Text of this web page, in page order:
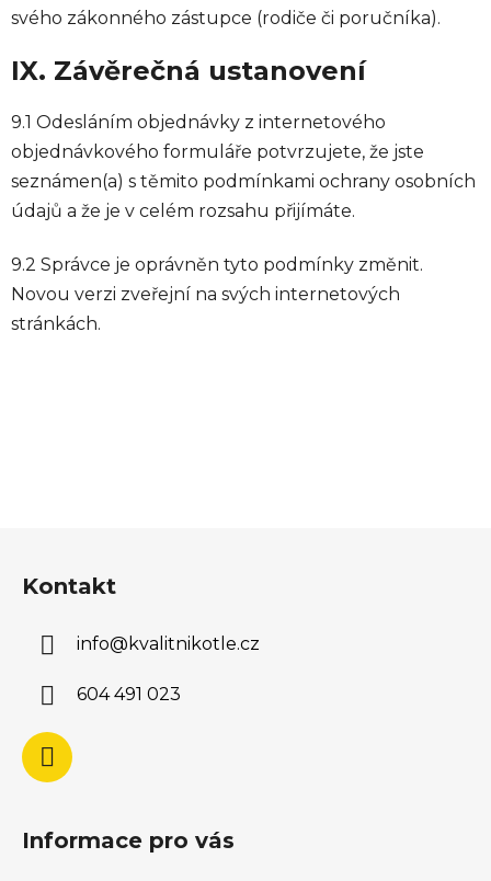
svého zákonného zástupce (rodiče či poručníka).
IX. Závěrečná ustanovení
9.1 Odesláním objednávky z internetového
objednávkového formuláře potvrzujete, že jste
seznámen(a) s těmito podmínkami ochrany osobních
údajů a že je v celém rozsahu přijímáte.
9.2 Správce je oprávněn tyto podmínky změnit.
Novou verzi zveřejní na svých internetových
stránkách.
Kontakt
info@ kvalitnikotle.cz
604 491 023
Informace pro vás